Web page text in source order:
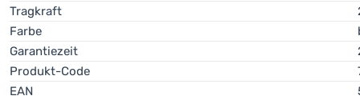
Tragkraft
Farbe
Garantiezeit
Produkt-Code
EAN